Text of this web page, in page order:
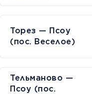
Торез — Псоу
(пос. Веселое)
Тельманово —
Псоу (пос.